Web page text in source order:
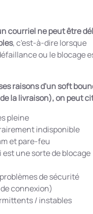
courriel ne peut être
, c'est-à-dire lorsque
ou le blocage
raisons d'un soft
la livraison), on peut
pleine
indisponible
et pare-feu
une sorte de blocage
de sécurité
connexion)
/ instables